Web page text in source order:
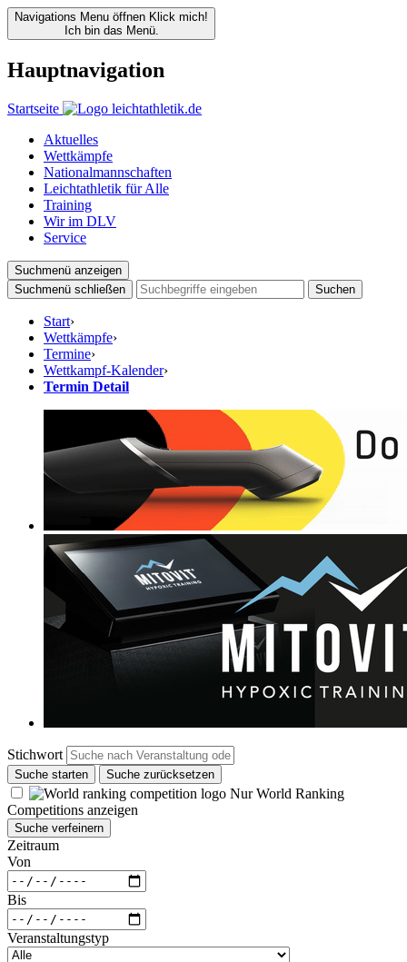
Navigations Menu öffnen Klick mich!
Ich bin das Menü.
Hauptnavigation
Startseite
Aktuelles
Wettkämpfe
Nationalmannschaften
Leichtathletik für Alle
Training
Wir im DLV
Service
Suchmenü anzeigen
Suchmenü schließen
Suchen
Start›
Wettkämpfe›
Termine›
Wettkampf-Kalender›
Termin Detail
Stichwort
Suche starten Suche zurücksetzen
Nur World Ranking
Competitions anzeigen
Suche verfeinern
Zeitraum
Von
Bis
Veranstaltungstyp